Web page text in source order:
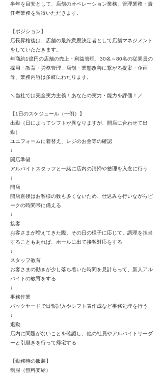
半年を目安として、店舗のオペレーション業務、管理業務・責
任者業務を習得いただきます。
【ポジション】
店長昇格後は、店舗の最終意思決定者として店舗マネジメント
をしていただきます。
年商約1億円の店舗の売上・利益管理、30名～80名の従業員の
採用・教育・労務管理、店舗・業態改善に繋がる提案・企画
等、業務内容は多岐にわたります。
＼当社では完全実力主義！あなたの実力・能力を評価！／
【1日のスケジュール（一例）】
出勤（日によってシフトが異なりますが、開店に合わせて出
勤）
ユニフォームに着替え、レジのお金等の確認
↓
開店準備
アルバイトスタッフと一緒に店内の清掃や整理を入念に行う
↓
開店
開店直後はお客様の数も多くないため、仕込みを行いながらピ
ークの時間帯に備える
↓
接客
お客さまが増えてきた際、その日の様子に応じて、調理を担当
することもあれば、ホールに出て接客対応をする
↓
スタッフ教育
お客さまの動きが少し落ち着いた時間を見計らって、新人アル
バイトの教育をする
↓
事務作業
バックヤードで日報記入やシフト表作成など事務処理を行う
↓
退勤
店内に問題がないことを確認し、他の社員やアルバイトリーダ
ーと引継ぎを行って帰宅する
【勤務時の服装】
制服（無料支給）